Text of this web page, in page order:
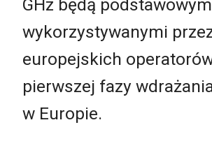
GHz będą
wykorzystywanymi
europejskich
pierwszej fazy
w Europie.